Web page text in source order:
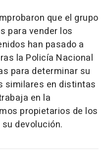
que el grupo
para vender los
han pasado a
la Policía Nacional
para determinar su
similares en distintas
en la
propietarios de los
devolución.